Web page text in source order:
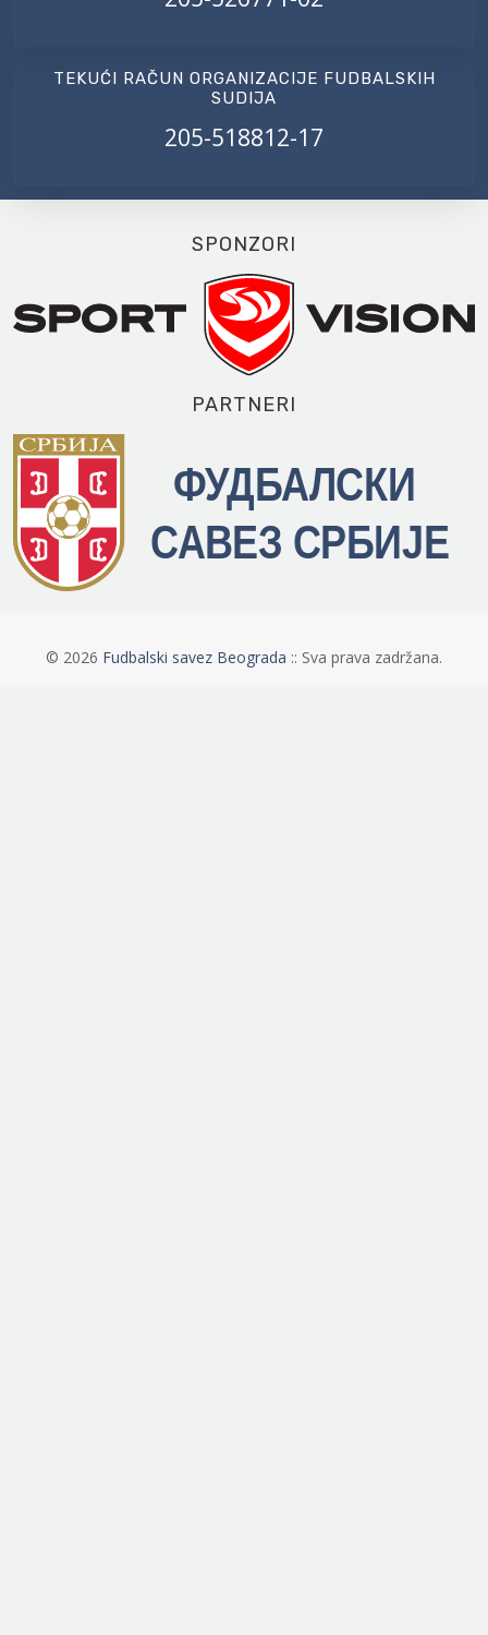
TEKUĆI RAČUN ORGANIZACIJE FUDBALSKIH
SUDIJA
205-518812-17
SPONZORI
PARTNERI
© 2026 Fudbalski savez Beograda :: Sva prava zadržana.